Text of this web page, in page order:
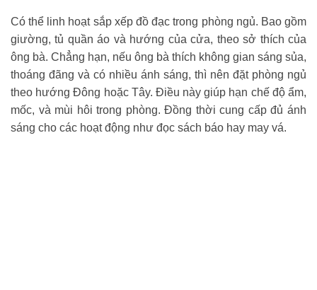
Có thể linh hoạt sắp xếp đồ đạc trong phòng ngủ. Bao gồm
giường, tủ quần áo và hướng của cửa, theo sở thích của
ông bà. Chẳng hạn, nếu ông bà thích không gian sáng sủa,
thoáng đãng và có nhiều ánh sáng, thì nên đặt phòng ngủ
theo hướng Đông hoặc Tây. Điều này giúp hạn chế độ ẩm,
mốc, và mùi hôi trong phòng. Đồng thời cung cấp đủ ánh
sáng cho các hoạt động như đọc sách báo hay may vá.